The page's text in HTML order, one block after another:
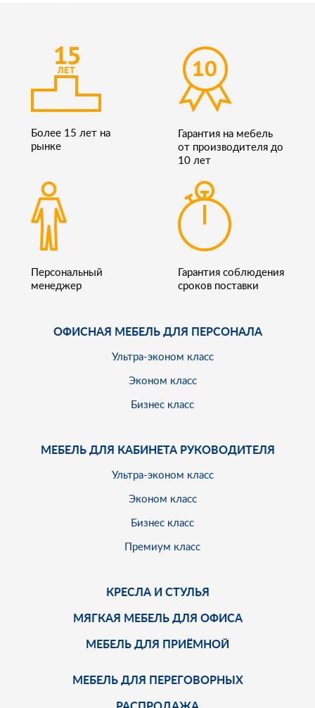
Более 15 лет на
рынке
Гарантия на мебель
от производителя до
10 лет
Персональный
менеджер
Гарантия соблюдения
сроков поставки
ОФИСНАЯ МЕБЕЛЬ ДЛЯ ПЕРСОНАЛА
Ультра-эконом класс
Эконом класс
Бизнес класс
МЕБЕЛЬ ДЛЯ КАБИНЕТА РУКОВОДИТЕЛЯ
Ультра-эконом класс
Эконом класс
Бизнес класс
Премиум класс
КРЕСЛА И СТУЛЬЯ
МЯГКАЯ МЕБЕЛЬ ДЛЯ ОФИСА
МЕБЕЛЬ ДЛЯ ПРИЁМНОЙ
МЕБЕЛЬ ДЛЯ ПЕРЕГОВОРНЫХ